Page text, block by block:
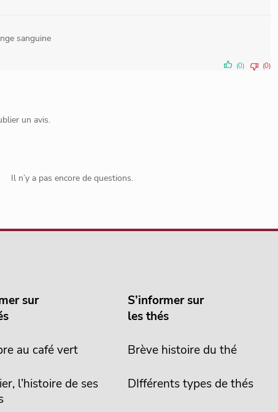
sanguine
(0) (0)
un avis.
Il n’y a pas encore de questions.
sur
au café vert
l’histoire de ses
S’informer sur
les thés
Brève histoire du thé
DIfférents types de thés